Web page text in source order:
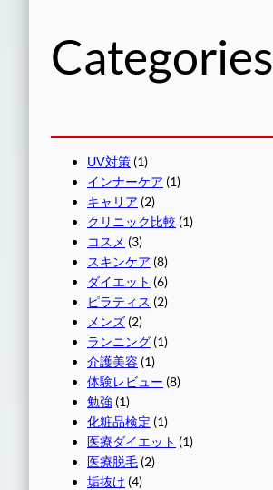
Categories
UV対策 (1)
インナーケア (1)
キャリア (2)
クリニック比較 (1)
コスメ (3)
スキンケア (8)
ダイエット (6)
ピラティス (2)
メンズ (2)
ランニング (1)
介護美容 (1)
体験レビュー (8)
勉強 (1)
化粧品検定 (1)
医療ダイエット (1)
医療脱毛 (2)
垢抜け (4)